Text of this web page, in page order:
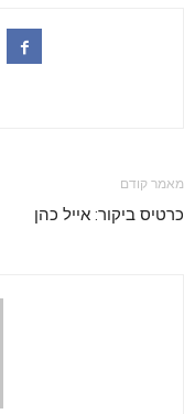
מאמר קודם
כרטיס ביקור: אייל כהן